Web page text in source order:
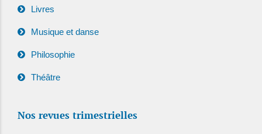
Livres
Musique et danse
Philosophie
Théâtre
Nos revues trimestrielles